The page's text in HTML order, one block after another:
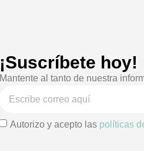
¡Suscríbete hoy!
Mantente al tanto de nuestra
Autorizo y acepto las políticas